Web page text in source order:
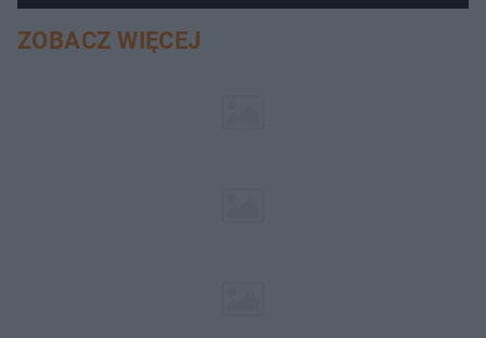
ZOBACZ WIĘCEJ